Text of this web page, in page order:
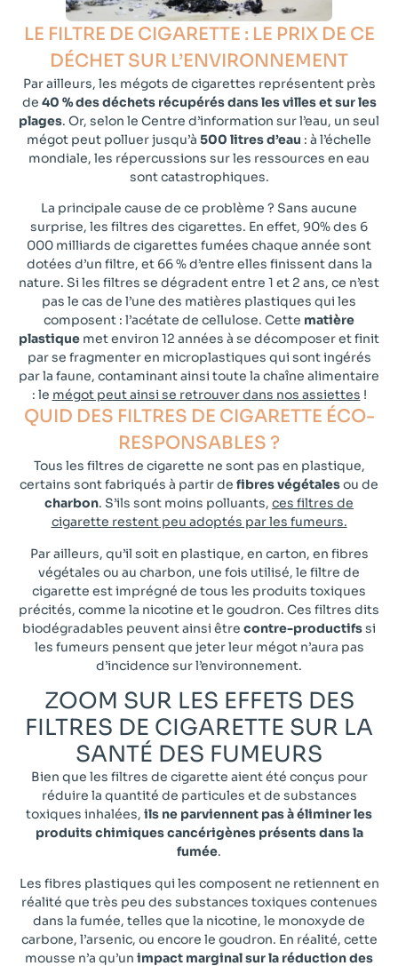
LE FILTRE DE CIGARETTE : LE PRIX DE CE
DÉCHET SUR L’ENVIRONNEMENT​
Parailleurs, les mégots de cigarettes représentent près
de 40 % des déchets récupérés dans les villes et sur les
plages. Or, selon le Centre d’information sur l’eau, un seul
mégot peut polluer jusqu’à 500 litres d’eau : à l’échelle
mondiale, les répercussions sur les ressources en eau
sont catastrophiques.
La principale cause de ce problème ? Sans aucune
surprise, les filtres des cigarettes. En effet, 90% des 6
000 milliards de cigarettes fumées chaque année sont
dotées d’un filtre, et 66 % d’entre elles finissent dans la
nature. Si les filtres se dégradent entre 1 et 2 ans, ce n’est
pas le cas de l’une des matières plastiques qui les
composent : l’acétate de cellulose. Cette matière
plastique met environ 12 années à se décomposer et finit
par se fragmenter en microplastiques qui sont ingérés
par la faune, contaminant ainsi toute la chaîne alimentaire
: le mégot peut ainsi se retrouver dans nos assiettes !
QUID DES FILTRES DE CIGARETTE ÉCO-
RESPONSABLES ?​
Tous les filtres de cigarette ne sont pas en plastique,
certains sont fabriqués à partir de fibres végétalesou de
charbon. S’ils sont moins polluants, ces filtres de
cigarette restent peu adoptés par les fumeurs.
Par ailleurs, qu’il soit en plastique, en carton, en fibres
végétales ou au charbon, une fois utilisé, le filtre de
cigarette est imprégné de tous les produits toxiques
précités, comme la nicotine et le goudron. Ces filtres dits
biodégradables peuvent ainsi être contre-productifssi
les fumeurs pensent que jeter leur mégot n’aura pas
d’incidence sur l’environnement.
ZOOM SUR LES EFFETS DES
FILTRES DE CIGARETTE SUR LA
SANTÉ DES FUMEURS​
Bien que les filtres de cigarette aient été conçus pour
réduire la quantité de particules et de substances
toxiques inhalées, ils ne parviennent pas à éliminer les
produits chimiques cancérigènes présents dans la
fumée.
Les fibres plastiques qui les composent ne retiennent en
réalité que très peu des substances toxiques contenues
dans la fumée, telles que la nicotine, le monoxyde de
carbone, l’arsenic, ou encore le goudron. En réalité, cette
mousse n’a qu’un impact marginal sur la réduction des